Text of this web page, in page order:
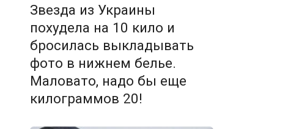
Звезда из Украины
похудела на 10 кило и
бросилась выкладывать
фото в нижнем белье.
Маловато, надо бы еще
килограммов 20!